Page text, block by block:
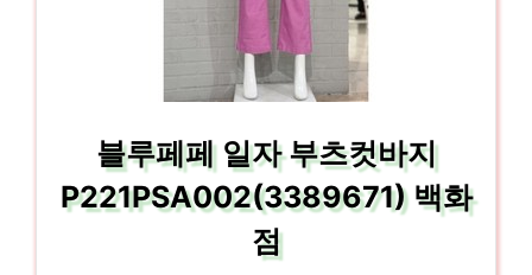
블루페페 일자 부츠컷바지
P221PSA002(3389671) 백화
점